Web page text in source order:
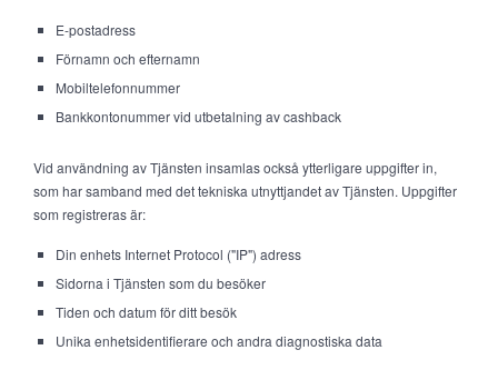
E-postadress
Förnamn och efternamn
Mobiltelefonnummer
Bankkontonummer vid utbetalning av cashback
Vid användning av Tjänsten insamlas också ytterligare uppgifter in,
som har samband med det tekniska utnyttjandet av Tjänsten. Uppgifter
som registreras är:
Din enhets Internet Protocol ("IP") adress
Sidorna i Tjänsten som du besöker
Tiden och datum för ditt besök
Unika enhetsidentifierare och andra diagnostiska data